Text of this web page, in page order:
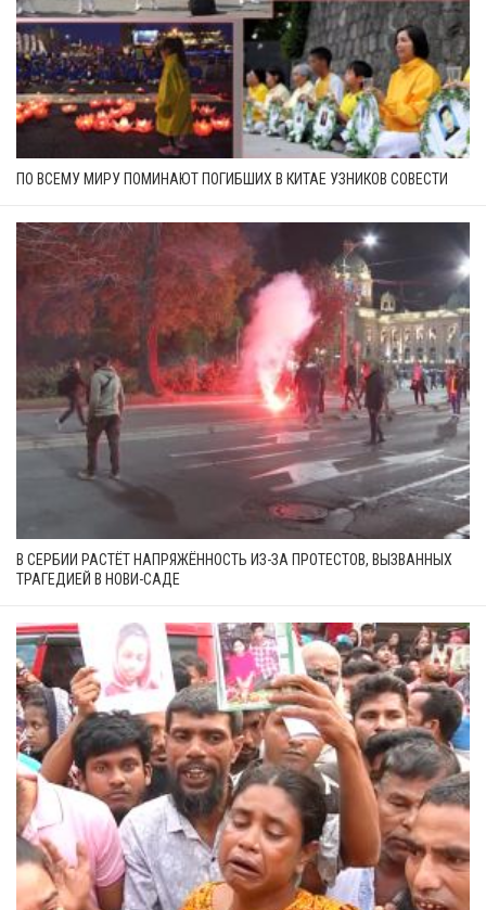
ПО ВСЕМУ МИРУ ПОМИНАЮТ ПОГИБШИХ В КИТАЕ УЗНИКОВ СОВЕСТИ
В СЕРБИИ РАСТЁТ НАПРЯЖЁННОСТЬ ИЗ-ЗА ПРОТЕСТОВ, ВЫЗВАННЫХ
ТРАГЕДИЕЙ В НОВИ-САДЕ